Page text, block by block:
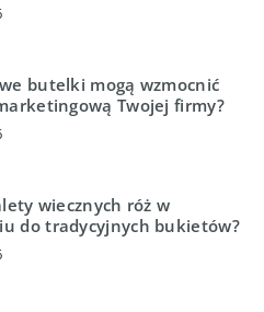
butelki mogą wzmocnić
Twojej firmy?
wiecznych róż w
do tradycyjnych bukietów?